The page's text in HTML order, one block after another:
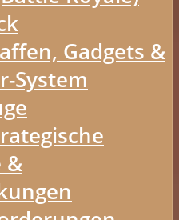
Gadgets &
System
&